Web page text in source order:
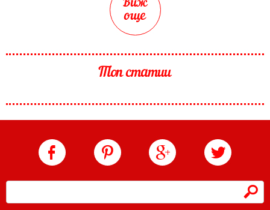
Виж
още
Топ статии
h